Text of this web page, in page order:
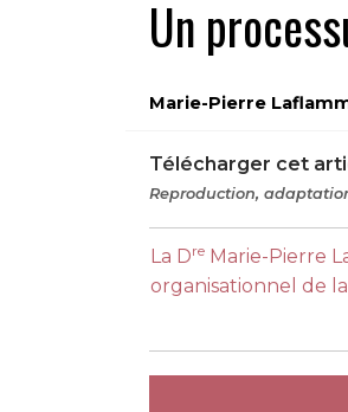
Un
Marie-Pierre
Télécharger cet
Reproduction,
La Dre Marie-Pierre
organisationnel de